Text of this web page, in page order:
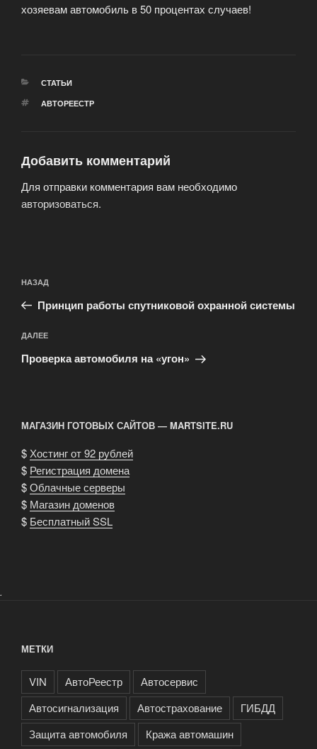
хозяевам автомобиль в 50 процентах случаев!
РУБРИКИ
СТАТЬИ
МЕТКИ
АВТОРЕЕСТР
Добавить комментарий
Для отправки комментария вам необходимо
авторизоваться.
по
записям
Предыдущая
запись:
НАЗАД
Принцип работы спутниковой охранной системы
Следующая
запись
ДАЛЕЕ
Проверка автомобиля на «угон»
МАГАЗИН ГОТОВЫХ САЙТОВ — MARTSITE.RU
$ Хостинг от 92 рублей
$ Регистрация домена
$Облачные серверы
$ Магазин доменов
$ Бесплатный SSL
.
МЕТКИ
VIN АвтоРеестр
Автосервис
Автосигнализация
Автострахование
ГИБДД
Защита автомобиля
Кража автомашин